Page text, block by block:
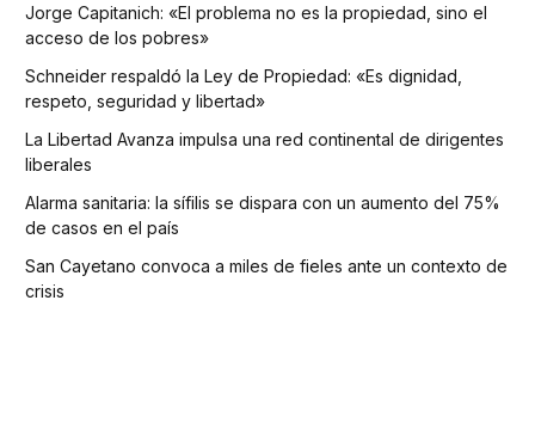
Jorge Capitanich: «El problema no es la propiedad, sino el
acceso de los pobres»
Schneider respaldó la Ley de Propiedad: «Es dignidad,
respeto, seguridad y libertad»
La Libertad Avanza impulsa una red continental de dirigentes
liberales
Alarma sanitaria: la sífilis se dispara con un aumento del 75%
de casos en el país
San Cayetano convoca a miles de fieles ante un contexto de
crisis